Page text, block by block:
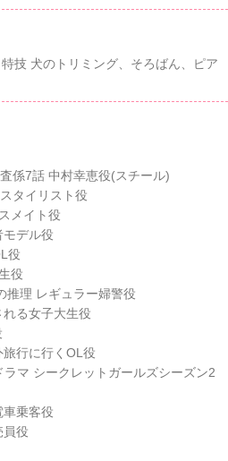
技 犬のトリミング、そろばん、ピア
係7話 中村幸恵役(スチール)
タイリスト役
メイト役
モデル役
役
役
推理 レギュラー婦警役
れる女子大生役
旅行に行くOL役
ラマ シークレットガールズシーズン2
車乗客役
員役